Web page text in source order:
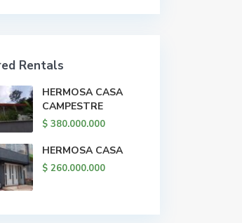
Rentals
HERMOSA CASA
CAMPESTRE
$ 380.000.000
HERMOSA CASA
$ 260.000.000